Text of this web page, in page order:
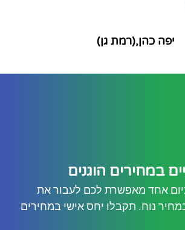
יפה כהן,(רמת גן)
במחירים הוגנים
אחד מאפשרת לכם לעבור את
נוח. תקבלו יחס אישי במחירים